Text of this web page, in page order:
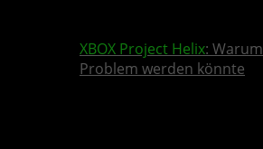
XBOX Project Helix: Warum
Problem werden könnte